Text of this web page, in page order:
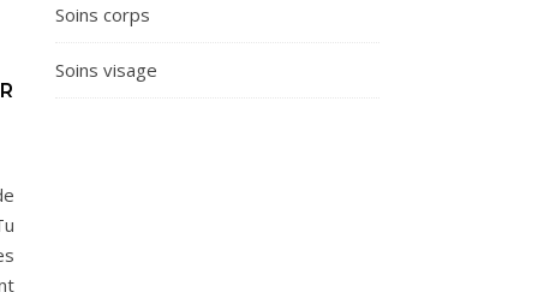
Soins corps
Soins visage